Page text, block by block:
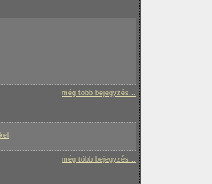
még több bejegyzés...
még több bejegyzés...